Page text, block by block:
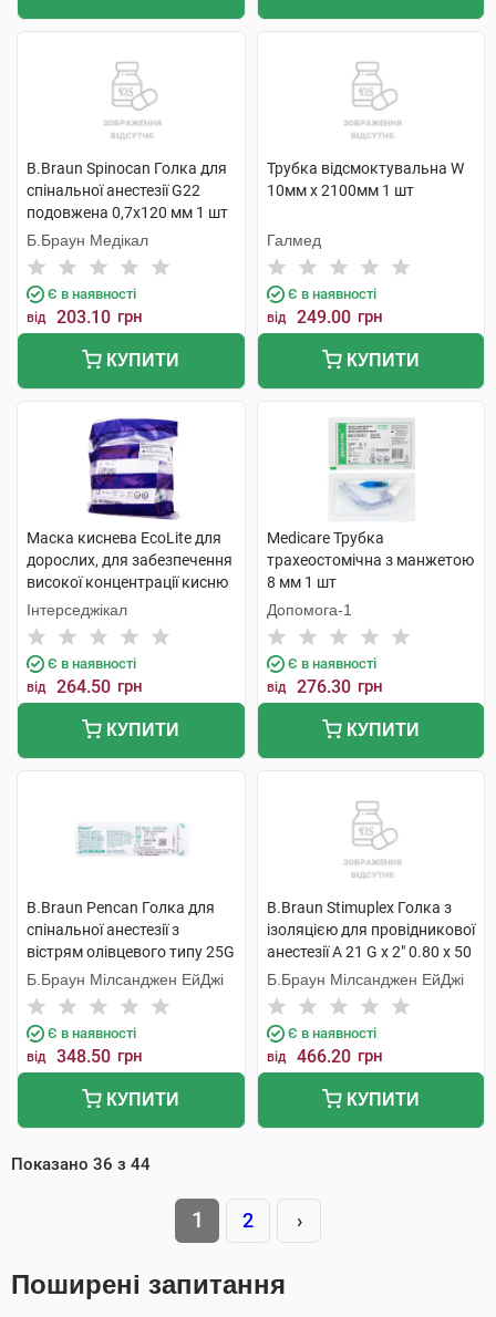
B.Braun Spinocan Голка для
спінальної анестезії G22
подовжена 0,7х120 мм 1 шт
Б.Браун Медікал
Є в наявності
від 203.10 грн
КУПИТИ
Трубка відсмоктувальна W
10мм х 2100мм 1 шт
Галмед
Є в наявності
від 249.00 грн
КУПИТИ
Маска киснева EcoLite для
дорослих, для забезпечення
високої концентрації кисню
з кисневою трубкою 1 шт
Інтерседжікал
Є в наявності
від 264.50 грн
КУПИТИ
Medicare Трубка
трахеостомічна з манжетою
8 мм 1 шт
Допомога-1
Є в наявності
від 276.30 грн
КУПИТИ
B.Braun Pencan Голка для
спінальної анестезії з
вістрям олівцевого типу 25G
0,53х88 мм 1 шт
Б.Браун Мілсанджен ЕйДжі
Є в наявності
від 348.50 грн
КУПИТИ
B.Braun Stimuplex Голка з
ізоляцією для провідникової
анестезії A 21 G x 2" 0.80 x 50
мм 1 шт
Б.Браун Мілсанджен ЕйДжі
Є в наявності
від 466.20 грн
КУПИТИ
Показано 36 з 44
1 2 ›
Поширені запитання